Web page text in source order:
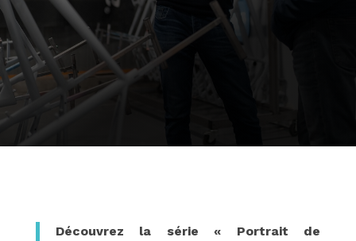
Découvrez la série « Portrait de